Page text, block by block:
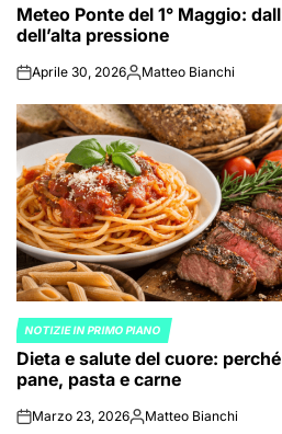
IN
Meteo Ponte del 1° Maggio:
dell’alta pressione
onAprile 30, 2026Posted
Matteo Bianchi
POSTED
IN
NOTIZIE IN PRIMO PIANO
Dieta e salute del cuore:
pane, pasta e carne
onMarzo 23, 2026Posted
Matteo Bianchi